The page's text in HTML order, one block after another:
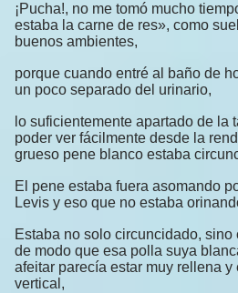
¡Pucha!, no me tomó mucho
estaba la carne de res», como
buenos ambientes,
porque cuando entré al baño de
un poco separado del urinario,
lo suficientemente apartado de la
poder ver fácilmente desde la
grueso pene blanco estaba
El pene estaba fuera asomando
Levis y eso que no estaba
Estaba no solo circuncidado, sino
de modo que esa polla suya
afeitar parecía estar muy rellena
vertical,